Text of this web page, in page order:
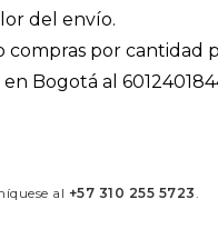
del envío.
compras por cantidad
Bogotá al
al +57 310 255 5723.